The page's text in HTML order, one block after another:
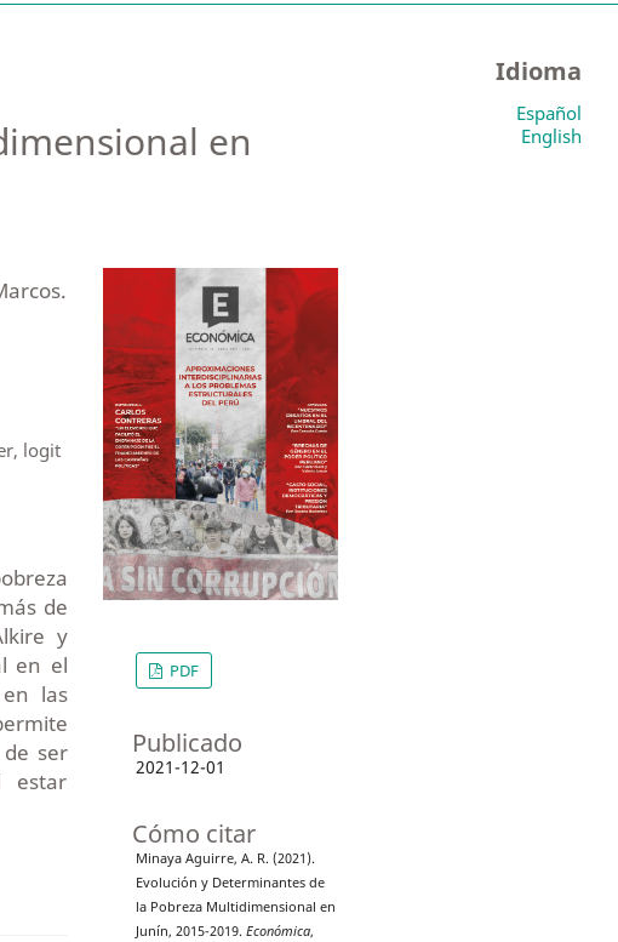
en
logit
de
y
en el
las
ser
estar
PDF
Publicado
2021-12-01
Cómo citar
Minaya Aguirre, A. R. (2021).
Evolución y Determinantes de
la Pobreza Multidimensional en
Junín, 2015-2019. Económica,
Idioma
Español
English